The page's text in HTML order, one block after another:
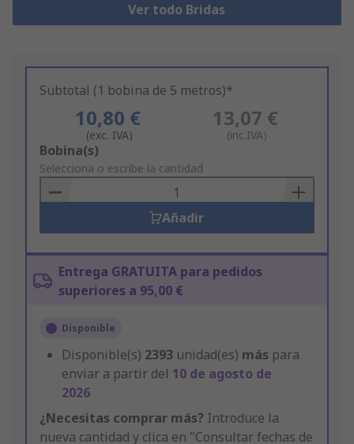
Ver todo Bridas
Subtotal (1 bobina de 5 metros)*
10,80 €
(exc. IVA)
13,07 €
(inc.IVA)
Add
to
Basket
Bobina(s)
Selecciona o escribe la cantidad
Añadir
Entrega GRATUITA para pedidos
superiores a 95,00 €
Disponible
Disponible(s) 2393 unidad(es) más para
enviar a partir del 10 de agosto de
2026
¿Necesitas comprar más? Introduce la
nueva cantidad y clica en "Consultar fechas de